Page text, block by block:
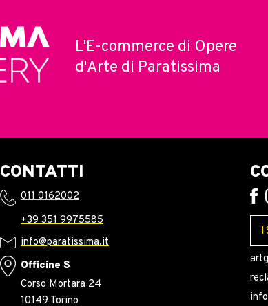
L'E-commerce di Opere
d'Arte di Paratissima
CONTATTI
011 0162002
+39 351 9975585
info@paratissima.it
Officine S
Corso Mortara 24
10149 Torino